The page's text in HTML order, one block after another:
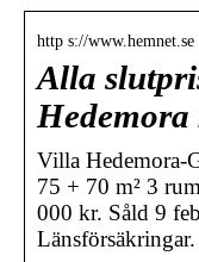
http s://www.hemnet.se
Alla
Villa Hedemora-
75 + 70 m² 3
000 kr. Såld 9